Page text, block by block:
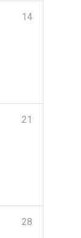
14
21
28